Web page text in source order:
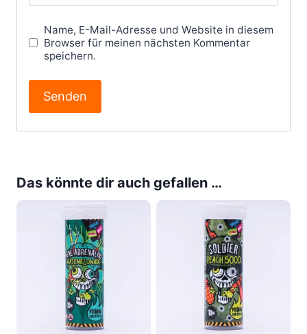
Name, E-Mail-Adresse und Website in diesem
Browser für meinen nächsten Kommentar
speichern.
Das könnte dir auch gefallen …